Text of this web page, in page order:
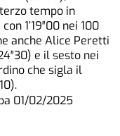
tempo in
1’19″00 nei 100
anche Alice Peretti
e il sesto nei
che sigla il
01/02/2025